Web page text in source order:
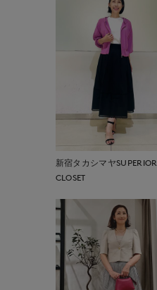
新宿タカシマヤSUPERIOR
CLOSET